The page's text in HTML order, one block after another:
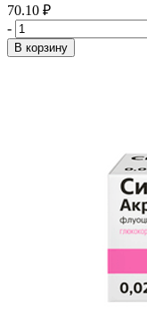
70.10 ₽
-
В корзину